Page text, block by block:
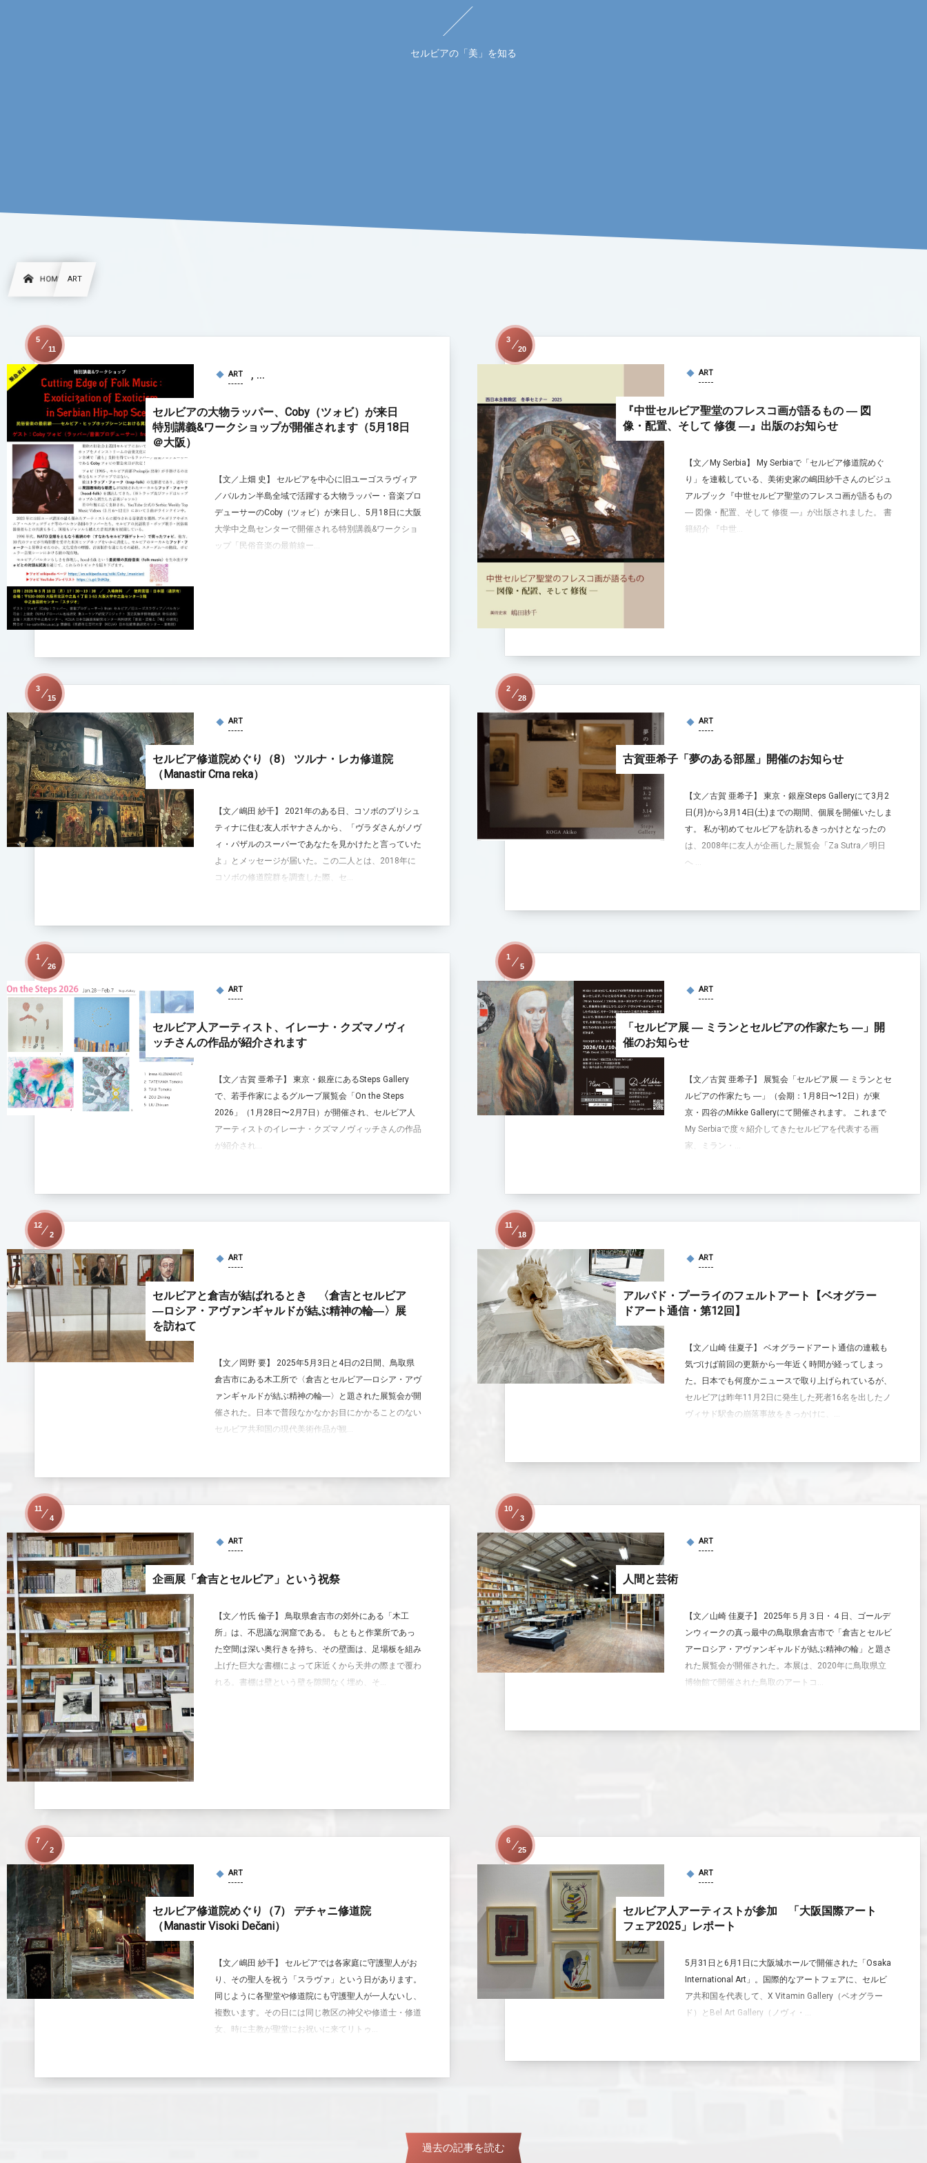
セルビアの「美」を知る
HOME ART
ART , …
セルビアの大物ラッパー、Coby（ツォビ）が来日
特別講義&ワークショップが開催されます（5月18日
＠大阪）
【文／上畑 史】 セルビアを中心に旧ユーゴスラヴィア
／バルカン半島全域で活躍する大物ラッパー・音楽プロ
デューサーのCoby（ツォビ）が来日し、5月18日に大阪
大学中之島センターで開催される特別講義&ワークショ
ップ「民俗音楽の最前線ー...
5
11
ART
『中世セルビア聖堂のフレスコ画が語るもの ― 図
像・配置、そして 修復 ―』出版のお知らせ
【文／My Serbia】 My Serbiaで「セルビア修道院めぐ
り」を連載している、美術史家の嶋田紗千さんのビジュ
アルブック『中世セルビア聖堂のフレスコ画が語るもの
― 図像・配置、そして 修復 ―』が出版されました。 書
籍紹介 『中世...
3
20
ART
セルビア修道院めぐり（8） ツルナ・レカ修道院
（Manastir Crna reka）
【文／嶋田 紗千】 2021年のある日、コソボのプリシュ
ティナに住む友人ボヤナさんから、「ヴラダさんがノヴ
ィ・パザルのスーパーであなたを見かけたと言っていた
よ」とメッセージが届いた。この二人とは、2018年に
コソボの修道院群を調査した際、セ...
3
15
ART
古賀亜希子「夢のある部屋」開催のお知らせ
【文／古賀 亜希子】 東京・銀座Steps Galleryにて3月2
日(月)から3月14日(土)までの期間、個展を開催いたしま
す。 私が初めてセルビアを訪れるきっかけとなったの
は、2008年に友人が企画した展覧会「Za Sutra／明日
へ ...
2
28
ART
セルビア人アーティスト、イレーナ・クズマノヴィ
ッチさんの作品が紹介されます
【文／古賀 亜希子】 東京・銀座にあるSteps Gallery
で、若手作家によるグループ展覧会「On the Steps
2026」（1月28日〜2月7日）が開催され、セルビア人
アーティストのイレーナ・クズマノヴィッチさんの作品
が紹介され...
1
26
ART
「セルビア展 ― ミランとセルビアの作家たち ―」開
催のお知らせ
【文／古賀 亜希子】 展覧会「セルビア展 ― ミランとセ
ルビアの作家たち ―」（会期：1月8日〜12日）が東
京・四谷のMikke Galleryにて開催されます。 これまで
My Serbiaで度々紹介してきたセルビアを代表する画
家、ミラン・...
1
5
ART
セルビアと倉吉が結ばれるとき 〈倉吉とセルビア
―ロシア・アヴァンギャルドが結ぶ精神の輪―〉展
を訪ねて
【文／岡野 要】 2025年5月3日と4日の2日間、鳥取県
倉吉市にある木工所で〈倉吉とセルビア―ロシア・アヴ
ァンギャルドが結ぶ精神の輪―〉と題された展覧会が開
催された。日本で普段なかなかお目にかかることのない
セルビア共和国の現代美術作品が観...
12
2
ART
アルパド・プーライのフェルトアート【ベオグラー
ドアート通信・第12回】
【文／山崎 佳夏子】 ベオグラードアート通信の連載も
気づけば前回の更新から一年近く時間が経ってしまっ
た。日本でも何度かニュースで取り上げられているが、
セルビアは昨年11月2日に発生した死者16名を出したノ
ヴィサド駅舎の崩落事故をきっかけに、...
11
18
ART
企画展「倉吉とセルビア」という祝祭
【文／竹氏 倫子】 鳥取県倉吉市の郊外にある「木工
所」は、不思議な洞窟である。 もともと作業所であっ
た空間は深い奥行きを持ち、その壁面は、足場板を組み
上げた巨大な書棚によって床近くから天井の際まで覆わ
れる。書棚は壁という壁を隙間なく埋め、そ...
11
4
ART
人間と芸術
【文／山崎 佳夏子】 2025年５月３日・４日、ゴールデ
ンウィークの真っ最中の鳥取県倉吉市で「倉吉とセルビ
アーロシア・アヴァンギャルドが結ぶ精神の輪」と題さ
れた展覧会が開催された。本展は、2020年に鳥取県立
博物館で開催された鳥取のアートコ...
10
3
ART
セルビア修道院めぐり（7） デチャニ修道院
（Manastir Visoki Dečani）
【文／嶋田 紗千】 セルビアでは各家庭に守護聖人がお
り、その聖人を祝う「スラヴァ」という日があります。
同じように各聖堂や修道院にも守護聖人が一人ないし、
複数います。その日には同じ教区の神父や修道士・修道
女、時に主教が聖堂にお祝いに来てリトゥ...
7
2
ART
セルビア人アーティストが参加 「大阪国際アート
フェア2025」レポート
5月31日と6月1日に大阪城ホールで開催された「Osaka
International Art」。国際的なアートフェアに、セルビ
ア共和国を代表して、X Vitamin Gallery（ベオグラー
ド）とBel Art Gallery（ノヴィ・...
6
25
過去の記事を読む